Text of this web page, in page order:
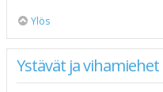
Ylös
Ystävät ja vihamiehet